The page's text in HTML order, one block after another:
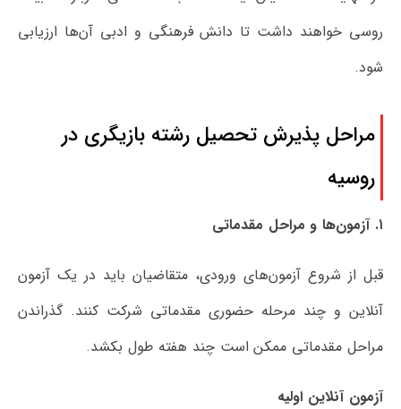
روسی خواهند داشت تا دانش فرهنگی و ادبی آن‌ها ارزیابی
شود.
مراحل پذیرش تحصیل رشته بازیگری در
روسیه
۱. آزمون‌ها و مراحل مقدماتی
قبل از شروع آزمون‌های ورودی، متقاضیان باید در یک آزمون
آنلاین و چند مرحله حضوری مقدماتی شرکت کنند. گذراندن
مراحل مقدماتی ممکن است چند هفته طول بکشد.
آزمون آنلاین اولیه